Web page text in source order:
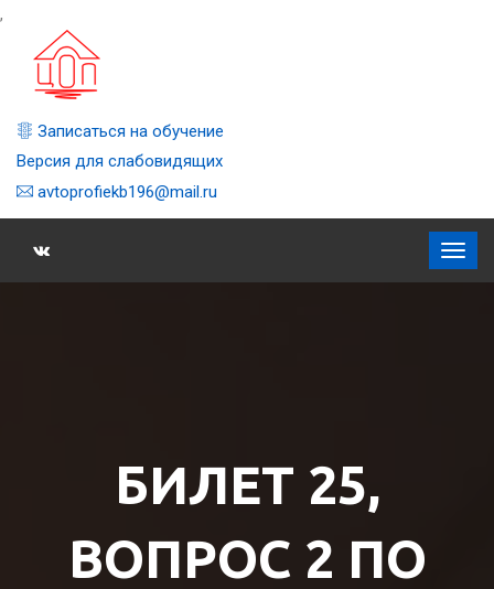
,
Записаться на обучение
Версия для слабовидящих
avtoprofiekb196@mail.ru
БИЛЕТ 25,
ВОПРОС 2 ПО